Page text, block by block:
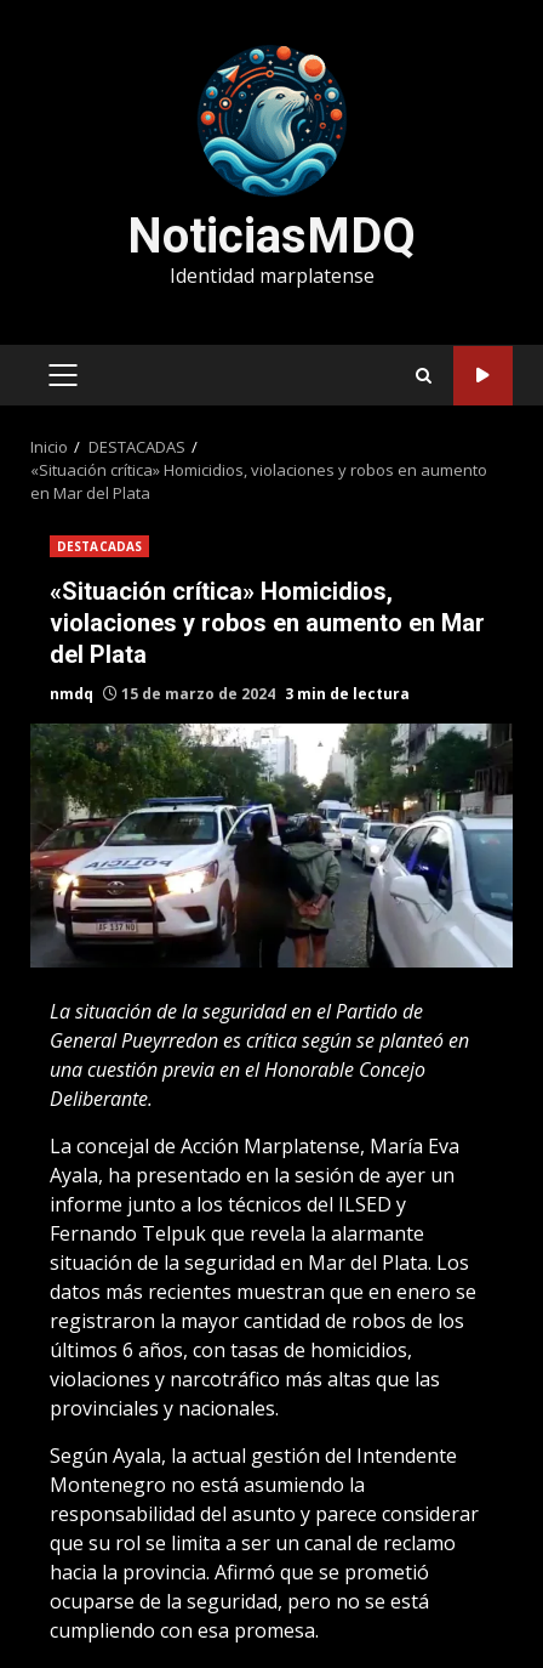
NoticiasMDQ
Identidad marplatense
MENÚ
Inicio
DESTACADAS
«Situación crítica» Homicidios, violaciones y robos en aumento
en Mar del Plata
DESTACADAS
«Situación crítica» Homicidios,
violaciones y robos en aumento en Mar
del Plata
nmdq 15 de marzo de 2024 3 min de lectura
La situación de la seguridad en el Partido de
General Pueyrredon es crítica según se planteó en
una cuestión previa en el Honorable Concejo
Deliberante.
La concejal de Acción Marplatense, María Eva
Ayala, ha presentado en la sesión de ayer un
informe junto a los técnicos del ILSED y
Fernando Telpuk que revela la alarmante
situación de la seguridad en Mar del Plata. Los
datos más recientes muestran que en enero se
registraron la mayor cantidad de robos de los
últimos 6 años, con tasas de homicidios,
violaciones y narcotráfico más altas que las
provinciales y nacionales.
Según Ayala, la actual gestión del Intendente
Montenegro no está asumiendo la
responsabilidad del asunto y parece considerar
que su rol se limita a ser un canal de reclamo
hacia la provincia. Afirmó que se prometió
ocuparse de la seguridad, pero no se está
cumpliendo con esa promesa.